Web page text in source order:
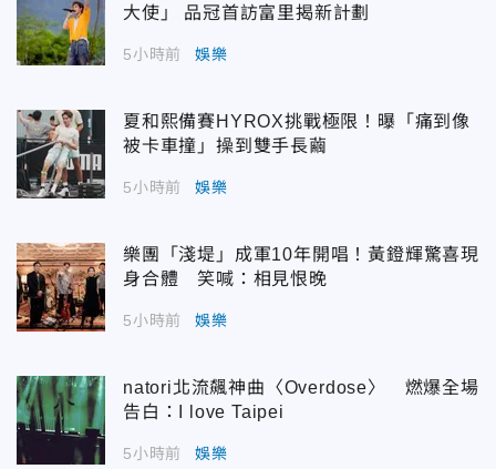
大使」 品冠首訪富里揭新計劃
5小時前 娛樂
夏和熙備賽HYROX挑戰極限！曝「痛到像
被卡車撞」操到雙手長繭
5小時前 娛樂
樂團「淺堤」成軍10年開唱！黃鐙輝驚喜現
身合體 笑喊：相見恨晚
5小時前 娛樂
natori北流飆神曲〈Overdose〉 燃爆全場
告白：I love Taipei
5小時前 娛樂